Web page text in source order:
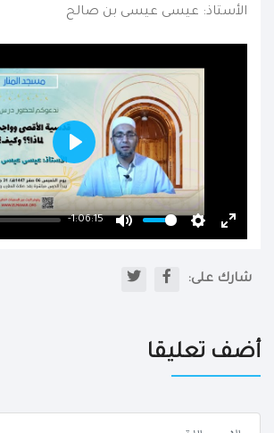
الأستاذ: عيسى عيسى بن صالح
-1:06:15
Mute Settings
Enter
Play
شارك على:
أضف تعليقا